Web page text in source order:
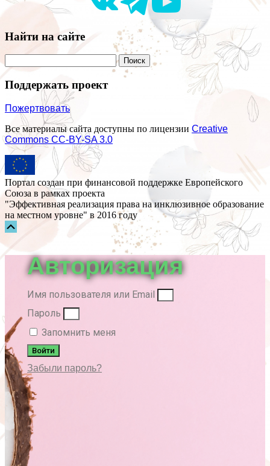
Найти на сайте
Поддержать проект
Пожертвовать
Все материалы сайта доступны по лицензии Creative
Commons СС-BY-SA 3.0
Портал создан при финансовой поддержке Европейского
Союза в рамках проекта
"Эффективная реализация права на инклюзивное образование
на местном уровне" в 2016 году
Авторизация
Имя пользователя или Email
Пароль
Запомнить меня
Войти
Забыли пароль?